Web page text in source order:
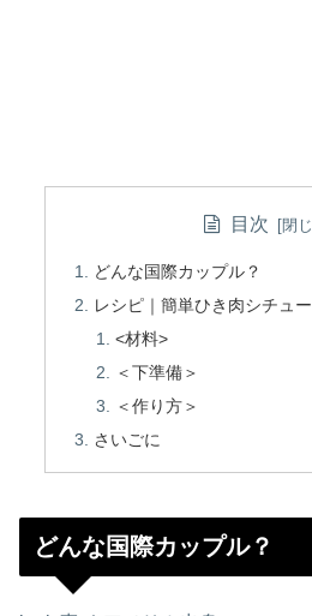
目次
どんな国際カップル？
レシピ｜簡単ひき肉シチュー
<材料>
＜下準備＞
＜作り方＞
さいごに
どんな国際カップル？